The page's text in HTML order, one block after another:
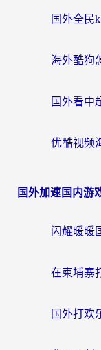
国外加速国内游